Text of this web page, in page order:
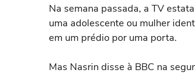
Na semana passada, a TV
uma adolescente ou mulher
em um prédio por uma porta.
Mas Nasrin disse à BBC na